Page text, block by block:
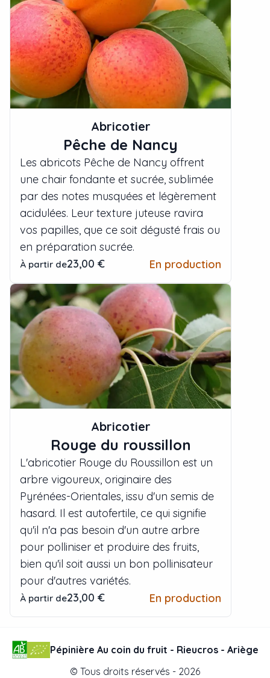
Abricotier
Pêche de Nancy
Les abricots Pêche de Nancy offrent
une chair fondante et sucrée, sublimée
par des notes musquées et légèrement
acidulées. Leur texture juteuse ravira
vos papilles, que ce soit dégusté frais ou
en préparation sucrée.
À partir de23,00 € En production
Abricotier
Rouge du roussillon
L'abricotier Rouge du Roussillon est un
arbre vigoureux, originaire des
Pyrénées-Orientales, issu d'un semis de
hasard. Il est autofertile, ce qui signifie
qu'il n'a pas besoin d'un autre arbre
pour polliniser et produire des fruits,
bien qu'il soit aussi un bon pollinisateur
pour d'autres variétés.
À partir de23,00 € En production
Pépinière Au coin du fruit - Rieucros - Ariège
© Tous droits réservés - 2026